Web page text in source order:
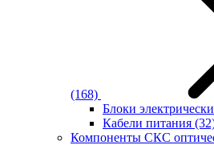
(168)
Блоки
Кабели питания
Компоненты СКС